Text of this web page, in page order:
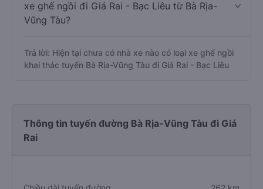
xe ghế ngồi đi Giá Rai - Bạc Liêu từ Bà Rịa-
Vũng Tàu?
Trả lời: Hiện tại chưa có nhà xe nào có loại xe ghế ngồi
khai thác tuyến Bà Rịa-Vũng Tàu đi Giá Rai - Bạc Liêu
Thông tin tuyến đường Bà Rịa-Vũng Tàu đi Giá
Rai